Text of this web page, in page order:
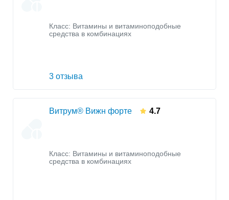
Класс: Витамины и витаминоподобные
средства в комбинациях
3 отзыва
Витрум® Вижн форте 4.7
Класс: Витамины и витаминоподобные
средства в комбинациях